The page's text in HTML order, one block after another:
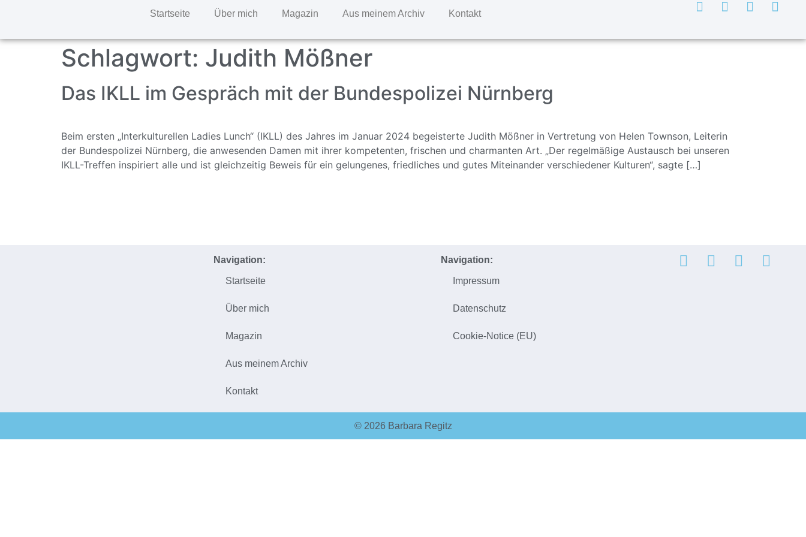
Startseite Über mich Magazin Aus meinem Archiv Kontakt
Schlagwort: Judith Mößner
Das IKLL im Gespräch mit der Bundespolizei Nürnberg
Beim ersten „Interkulturellen Ladies Lunch“ (IKLL) des Jahres im Januar 2024 begeisterte Judith Mößner in Vertretung von Helen Townson, Leiterin
der Bundespolizei Nürnberg, die anwesenden Damen mit ihrer kompetenten, frischen und charmanten Art. „Der regelmäßige Austausch bei unseren
IKLL-Treffen inspiriert alle und ist gleichzeitig Beweis für ein gelungenes, friedliches und gutes Miteinander verschiedener Kulturen“, sagte […]
Navigation:
Startseite
Über mich
Magazin
Aus meinem Archiv
Kontakt
Navigation:
Impressum
Datenschutz
Cookie-Notice (EU)
© 2026 Barbara Regitz